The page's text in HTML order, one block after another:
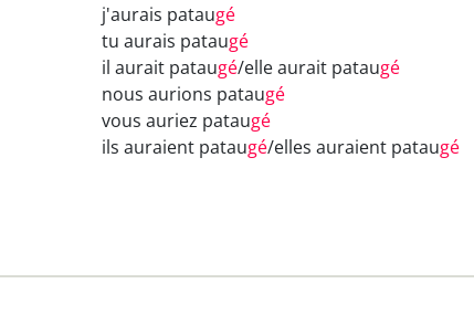
j'aurais pataugé
tu aurais pataugé
il aurait pataugé/elle aurait pataugé
nous aurions pataugé
vous auriez pataugé
ils auraient pataugé/elles auraient pataugé